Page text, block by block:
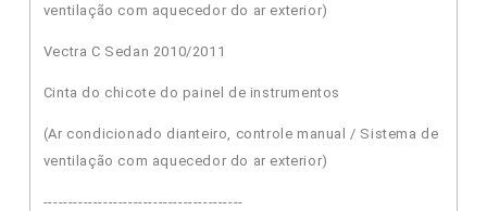
ventilação com aquecedor do ar exterior)
Vectra C Sedan 2010/2011
Cinta do chicote do painel de instrumentos
(Ar condicionado dianteiro, controle manual / Sistema de
ventilação com aquecedor do ar exterior)
----------------------------------------